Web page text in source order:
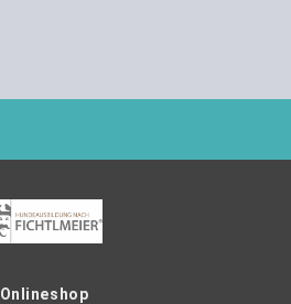
Onlineshop